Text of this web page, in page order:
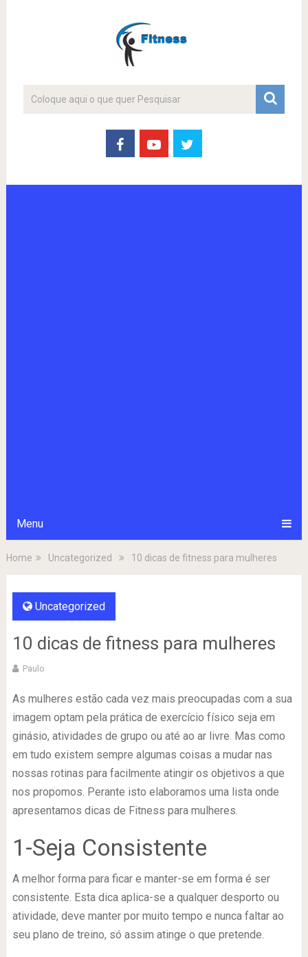
Menu
Home Uncategorized 10 dicas de fitness para mulheres
Uncategorized
10 dicas de fitness para mulheres
Paulo
As mulheres estão cada vez mais preocupadas com a sua
imagem optam pela prática de exercício físico seja em
ginásio, atividades de grupo ou até ao ar livre. Mas como
em tudo existem sempre algumas coisas a mudar nas
nossas rotinas para facilmente atingir os objetivos a que
nos propomos. Perante isto elaboramos uma lista onde
apresentamos dicas de Fitness para mulheres.
1-Seja Consistente
A melhor forma para ficar e manter-se em forma é ser
consistente. Esta dica aplica-se a qualquer desporto ou
atividade, deve manter por muito tempo e nunca faltar ao
seu plano de treino, só assim atinge o que pretende.